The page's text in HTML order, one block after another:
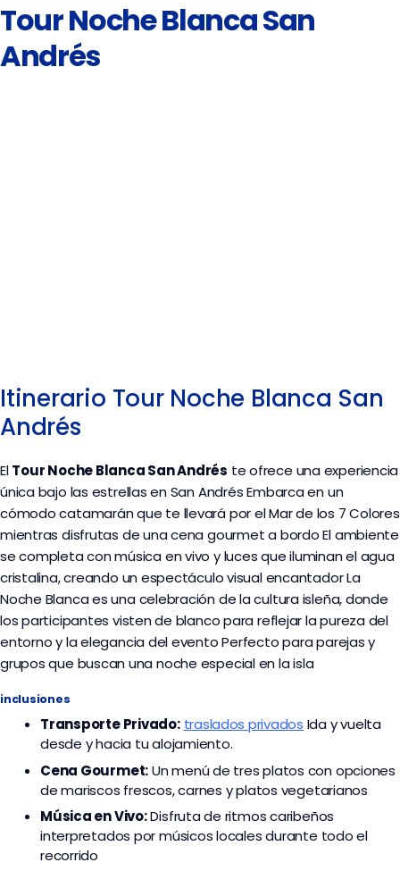
Tour Noche Blanca San
Andrés
Itinerario Tour Noche Blanca San
Andrés
ElTour Noche Blanca San Andrés te ofrece una experiencia
única bajo las estrellas en San Andrés Embarca en un
cómodo catamarán que te llevará por el Mar de los 7 Colores
mientras disfrutas de una cena gourmet a bordo El ambiente
se completa con música en vivo y luces que iluminan el agua
cristalina, creando un espectáculo visual encantador La
Noche Blanca es una celebración de la cultura isleña, donde
los participantes visten de blanco para reflejar la pureza del
entorno y la elegancia del evento Perfecto para parejas y
grupos que buscan una noche especial en la isla
inclusiones
TransportePrivado: traslados privados Ida y vuelta
desde y hacia tu alojamiento.
Cena Gourmet:Un menú de tres platos con opciones
de mariscos frescos, carnes y platos vegetarianos
Música en Vivo:Disfruta de ritmos caribeños
interpretados por músicos locales durante todo el
recorrido